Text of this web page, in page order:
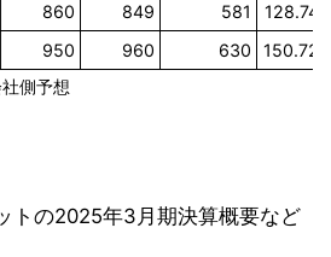
860 849 581 128.74
950 960 630 150.72
側予想
トの2025年3月期決算概要など